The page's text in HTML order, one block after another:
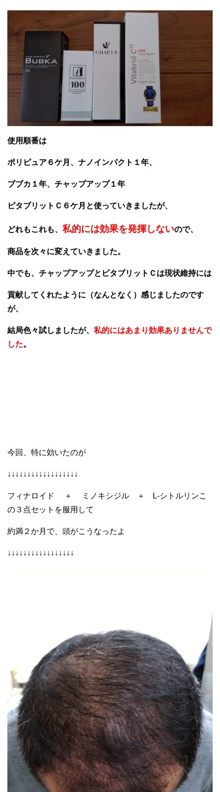
使用順番は
ポリピュア６ケ月、ナノインパクト１年、
ブブカ１年、チャップアップ１年
ピタブリットＣ６ケ月と使っていきましたが、
どれもこれも、 私的には効果を発揮しないので、
商品を次々に変えていきました。
中でも、チャップアップとピタブリットＣは現状維持には
貢献してくれたように（なんとなく）感じましたのです
が、
結局色々試しましたが、 私的にはあまり効果ありませんで
した。
今回、特に効いたのが
↓↓↓↓↓↓↓↓↓↓↓↓↓↓↓↓↓↓
フィナロイド ＋ ミノキシジル ＋ L-シトルリンこ
の３点セットを服用して
約満２か月で、頭がこうなったよ
↓↓↓↓↓↓↓↓↓↓↓↓↓↓↓↓↓